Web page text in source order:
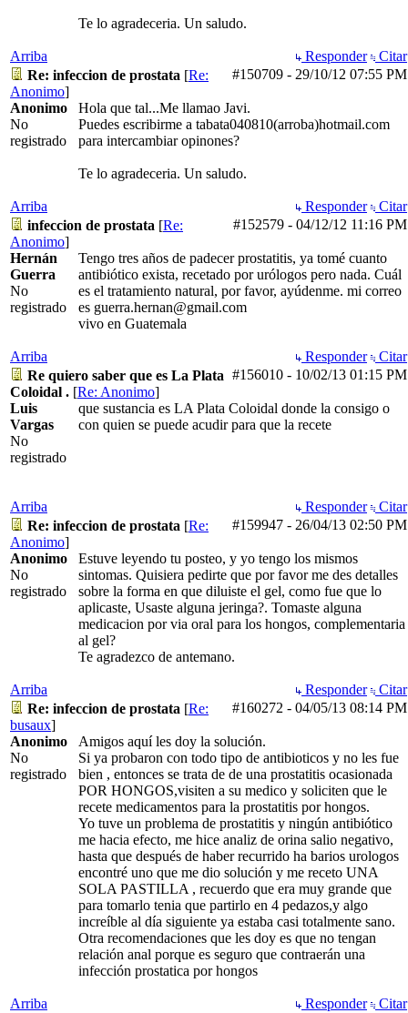
Te lo agradeceria. Un saludo.
Arriba Responder
Citar
#150709 - 29/10/12 07:55 PM
Re: infeccion de prostata [Re:
Anonimo]
Anonimo
No
registrado
Hola que tal...Me llamao Javi.
Puedes escribirme a tabata040810(arroba)hotmail.com
para intercambiar opinones?
Te lo agradeceria. Un saludo.
Arriba Responder
Citar
#152579 - 04/12/12 11:16 PM
infeccion de prostata [Re:
Anonimo]
Hernán
Guerra
No
registrado
Tengo tres años de padecer prostatitis, ya tomé cuanto
antibiótico exista, recetado por urólogos pero nada. Cuál
es el tratamiento natural, por favor, ayúdenme. mi correo
es guerra.hernan@gmail.com
vivo en Guatemala
Arriba Responder
Citar
#156010 - 10/02/13 01:15 PM
Re quiero saber que es La Plata
Coloidal . [Re: Anonimo]
Luis
Vargas
No
registrado
que sustancia es LA Plata Coloidal donde la consigo o
con quien se puede acudir para que la recete
Arriba Responder
Citar
#159947 - 26/04/13 02:50 PM
Re: infeccion de prostata [Re:
Anonimo]
Anonimo
No
registrado
Estuve leyendo tu posteo, y yo tengo los mismos
sintomas. Quisiera pedirte que por favor me des detalles
sobre la forma en que diluiste el gel, como fue que lo
aplicaste, Usaste alguna jeringa?. Tomaste alguna
medicacion por via oral para los hongos, complementaria
al gel?
Te agradezco de antemano.
Arriba Responder
Citar
#160272 - 04/05/13 08:14 PM
Re: infeccion de prostata [Re:
busaux]
Anonimo
No
registrado
Amigos aquí les doy la solución.
Si ya probaron con todo tipo de antibioticos y no les fue
bien , entonces se trata de de una prostatitis ocasionada
POR HONGOS,visiten a su medico y soliciten que le
recete medicamentos para la prostatitis por hongos.
Yo tuve un problema de prostatitis y ningún antibiótico
me hacia efecto, me hice analiz de orina salio negativo,
hasta que después de haber recurrido ha barios urologos
encontré uno que me dio solución y me receto UNA
SOLA PASTILLA , recuerdo que era muy grande que
para tomarlo tenia que partirlo en 4 pedazos,y algo
increíble al día siguiente ya estaba casi totalmente sano.
Otra recomendaciones que les doy es que no tengan
relación anal porque es seguro que contraerán una
infección prostatica por hongos
Arriba Responder
Citar